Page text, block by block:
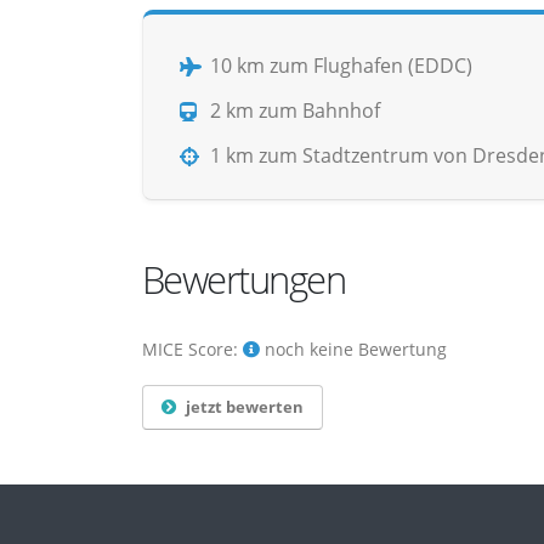
10 km zum Flughafen (EDDC)
2 km zum Bahnhof
1 km zum Stadtzentrum von
Bewertungen
MICE Score: noch keine Bewertung
jetzt bewerten